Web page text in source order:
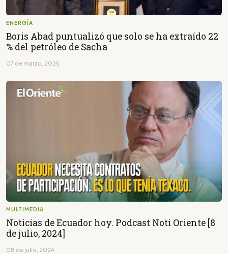
ENERGÍA
Boris Abad puntualizó que solo se ha extraído 22
% del petróleo de Sacha
07 de marzo, 2025
MULTIMEDIA
Noticias de Ecuador hoy. Podcast Noti Oriente [8
de julio, 2024]
08 de julio, 2024